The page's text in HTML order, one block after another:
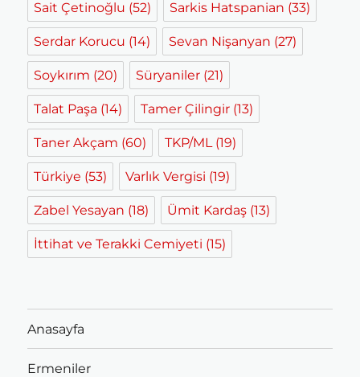
Sait Çetinoğlu (52) Sarkis Hatspanian (33)
Serdar Korucu (14) Sevan Nişanyan (27)
Soykırım (20) Süryaniler (21)
Talat Paşa (14) Tamer Çilingir (13)
Taner Akçam (60) TKP/ML(19)
Türkiye (53) Varlık Vergisi (19)
Zabel Yesayan (18) Ümit Kardaş (13)
İttihat ve Terakki Cemiyeti (15)
Anasayfa
Ermeniler